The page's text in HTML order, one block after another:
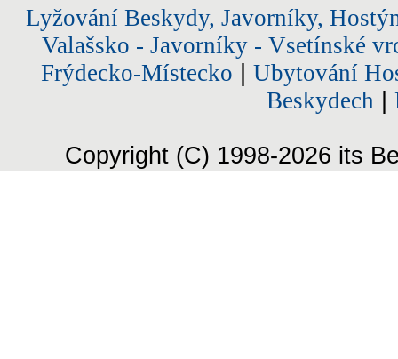
Lyžování Beskydy, Javorníky,
Valašsko - Javorníky - Vsetínské
Frýdecko-Místecko
Ubytování
Beskydech
Copyright (C) 1998-2026 its